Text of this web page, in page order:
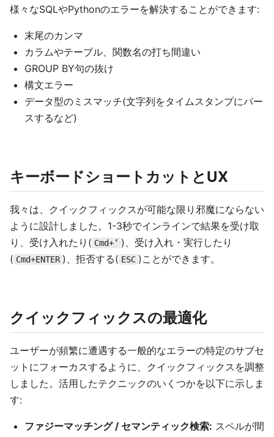
様々なSQLやPythonのエラーを解決することができます:
末尾のカンマ
カラムやテーブル、関数名の打ち間違い
GROUP BY句の抜け
構文エラー
データ型のミスマッチ(文字列をタイムスタンプにパー
スするなど)
キーボードショートカットとUX
我々は、クイックフィックスが可能な限り邪魔にならない
ように設計しました。1-3秒でインラインで結果を受け取
り、受け入れたり( Cmd+’ )、受け入れ・実行したり
( Cmd+ENTER )、拒否する( ESC )ことができます。
クイックフィックスの最適化
ユーザーが頻繁に遭遇する一般的なエラーの特定のサブセ
ットにフォーカスするように、クイックフィックスを調整
しました。活用したテクニックのいくつかを以下に示しま
す:
ファジーマッチング / セマンティック検索: スペルが間